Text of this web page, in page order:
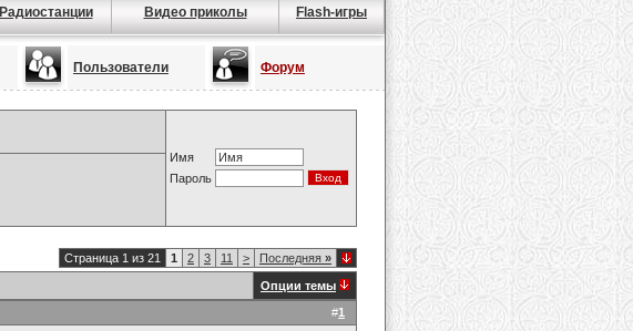
Радиостанции Видео приколы Flash-игры
Пользователи Форум
Имя
Пароль
Страница 1 из 21 1 2 3 11 > Последняя »
Опции темы
#1